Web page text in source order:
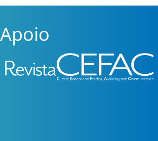
Apoio